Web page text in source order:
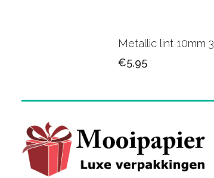
Metallic lint 10mm 3
€5,95